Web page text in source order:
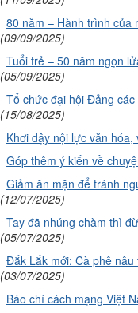
80 năm – Hành trình của
(09/09/2025)
Tuổi trẻ – 50 năm ngọn
(05/09/2025)
Tổ chức đại hội Đảng
(15/08/2025)
Khơi dậy nội lực văn hóa,
Góp thêm ý kiến về
Giảm ăn mặn để tránh
(12/07/2025)
Tay đã nhúng chàm thì
(05/07/2025)
Đắk Lắk mới: Cà phê
(03/07/2025)
Báo chí cách mạng Việt